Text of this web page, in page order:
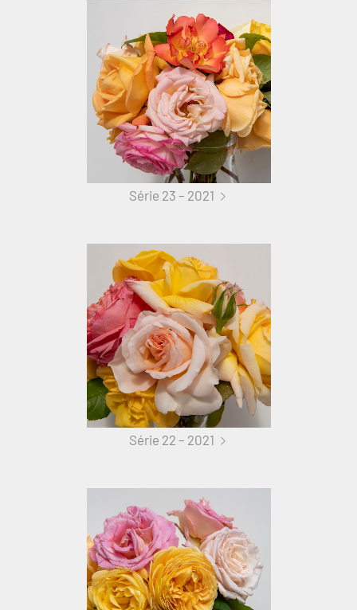
Série 23 – 2021
Série 22 – 2021